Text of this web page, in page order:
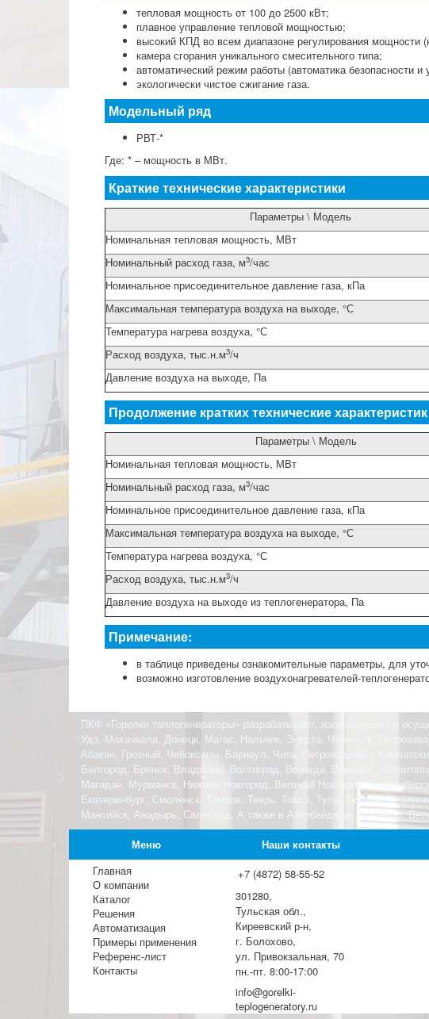
тепловая мощность от 100 до 2500 кВт;
плавное управление тепловой мощностью;
высокий КПД во всем диапазоне регулирования мощности
камера сгорания уникального смесительного типа;
автоматический режим работы (автоматика безопасности и
экологически чистое сжигание газа.
Модельный ряд
РВТ-*
Где: * – мощность в МВт.
Краткие технические характеристики
Параметры \ Модель
Номинальная тепловая мощность, МВт
Номинальный расход газа, м3/час
Номинальное присоединительное давление газа, кПа
Максимальная температура воздуха на выходе, °С
Температура нагрева воздуха, °С
Расход воздуха, тыс.н.м3/ч
Давление воздуха на выходе, Па
Продолжение кратких технические характеристик
Параметры \ Модель
Номинальная тепловая мощность, МВт
Номинальный расход газа, м3/час
Номинальное присоединительное давление газа, кПа
Максимальная температура воздуха на выходе, °С
Температура нагрева воздуха, °С
Расход воздуха, тыс.н.м3/ч
Давление воздуха на выходе из теплогенератора, Па
Примечание:
в таблице приведены ознакомительные параметры, для
возможно изготовление воздухонагревателей-
ПКФ «Горелки теплогенераторы» разрабатывает, изготавливает и
Удэ, Махачкала, Донецк, Магас, Нальчик, Элиста, Черкесск,
Абакан, Грозный, Чебоксары, Барнаул, Чита, Петропавловск-
Белгород, Брянск, Владимир, Волгоград, Вологда, Воронеж,
Магадан, Мурманск, Нижний Новгород, Великий Новгород,
Екатеринбург, Смоленск, Тамбов, Тверь, Томск, Тула, Тюмень,
Мансийск, Анадырь, Салехард. А также в Азербайджан, Армению,
Меню
Главная
О компании
Каталог
Решения
Автоматизация
Примеры применения
Референс-лист
Контакты
Наши контакты
+7 (4872) 58-55-52
301280,
Тульская обл.,
Киреевский р-н,
г. Болохово,
ул. Привокзальная, 70
пн.-пт. 8:00-17:00
info@gorelki-
teplogeneratory.ru